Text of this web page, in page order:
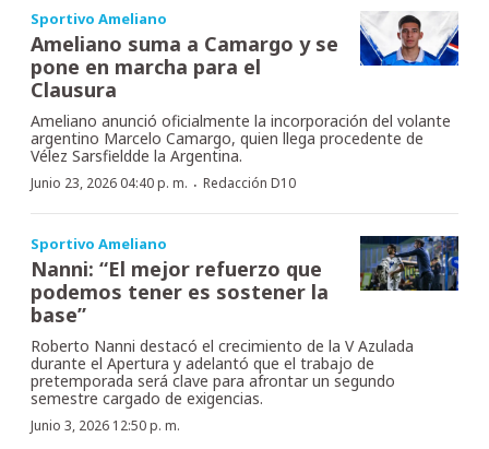
Sportivo Ameliano
Ameliano suma a Camargo y se
pone en marcha para el
Clausura
Ameliano anunció oficialmente la incorporación del volante
argentino Marcelo Camargo, quien llega procedente de
Vélez Sarsfieldde la Argentina.
Junio 23, 2026 04:40 p. m. · Redacción D10
Sportivo Ameliano
Nanni: “El mejor refuerzo que
podemos tener es sostener la
base”
Roberto Nanni destacó el crecimiento de la V Azulada
durante el Apertura y adelantó que el trabajo de
pretemporada será clave para afrontar un segundo
semestre cargado de exigencias.
Junio 3, 2026 12:50 p. m.